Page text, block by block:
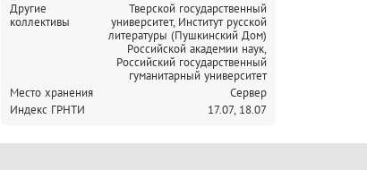
Другие
коллективы
Тверской государственный
университет, Институт русской
литературы (Пушкинский Дом)
Российской академии наук,
Российский государственный
гуманитарный университет
Место хранения
Сервер
Индекс ГРНТИ
17.07, 18.07